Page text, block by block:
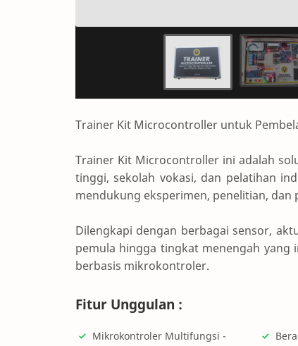
Trainer Kit Microcontroller untuk
Trainer Kit Microcontroller ini adalah
tinggi, sekolah vokasi, dan pelatihan
mendukung eksperimen, penelitian,
Dilengkapi dengan berbagai sensor,
pemula hingga tingkat menengah
berbasis mikrokontroler.
Fitur Unggulan :
Mikrokontroler Multifungsi -